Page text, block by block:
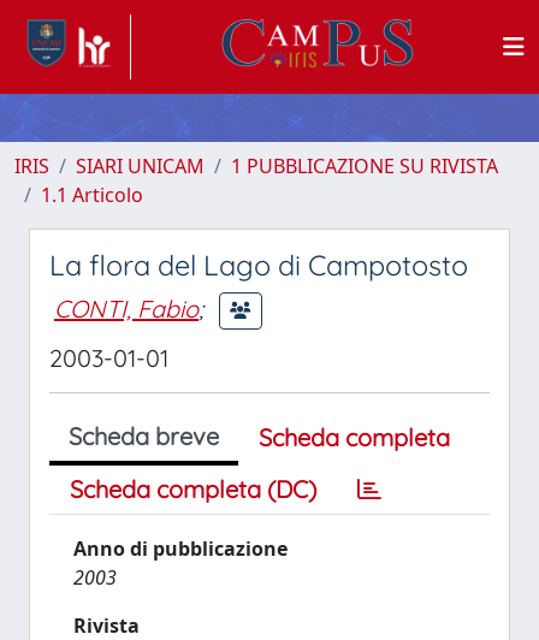
IRIS SIARI UNICAM
1 PUBBLICAZIONE SU RIVISTA
1.1 Articolo
La flora del Lago di Campotosto
CONTI, Fabio;
2003-01-01
Scheda breve
Scheda completa
Scheda completa (DC)
Anno di pubblicazione
2003
Rivista